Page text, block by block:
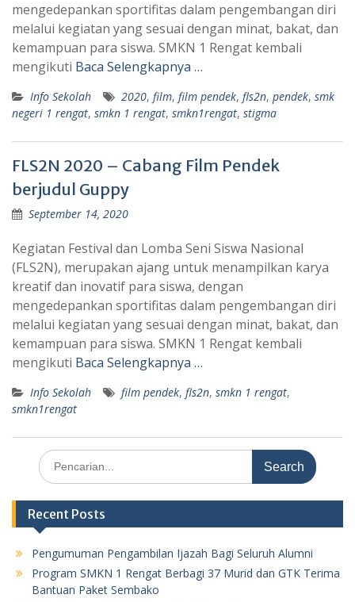
mengedepankan sportifitas dalam pengembangan diri
melalui kegiatan yang sesuai dengan minat, bakat, dan
kemampuan para siswa. SMKN 1 Rengat kembali
mengikuti Baca Selengkapnya …
Info Sekolah 2020, film, film pendek, fls2n, pendek, smk
negeri 1 rengat, smkn 1 rengat, smkn1rengat, stigma
FLS2N 2020 – Cabang Film Pendek
berjudul Guppy
September 14, 2020
Kegiatan Festival dan Lomba Seni Siswa Nasional
(FLS2N), merupakan ajang untuk menampilkan karya
kreatif dan inovatif para siswa, dengan
mengedepankan sportifitas dalam pengembangan diri
melalui kegiatan yang sesuai dengan minat, bakat, dan
kemampuan para siswa. SMKN 1 Rengat kembali
mengikuti Baca Selengkapnya …
Info Sekolah film pendek, fls2n, smkn 1 rengat,
smkn1rengat
Search
for:
Recent Posts
Pengumuman Pengambilan Ijazah Bagi Seluruh Alumni
Program SMKN 1 Rengat Berbagi 37 Murid dan GTK Terima
Bantuan Paket Sembako